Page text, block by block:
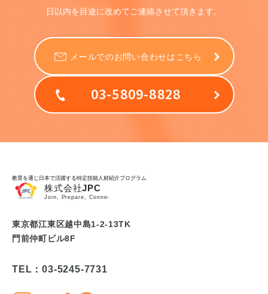
日以内を目途に改めてご連絡させて頂きます。
メールでのお問い合わせはこちら
03-5809-8828
教育を通じ日本で活躍する特定技能人材紹介プログラム
東京都江東区越中島1-2-13TK
門前仲町ビル8F
TEL：03-5245-7731